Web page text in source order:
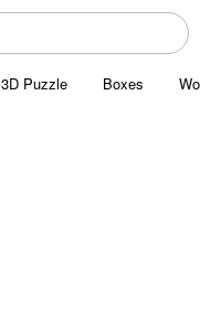
3D Puzzle Boxes